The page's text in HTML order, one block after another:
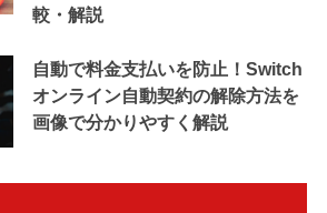
較・解説
自動で料金支払いを防止！Switch
オンライン自動契約の解除方法を
画像で分かりやすく解説